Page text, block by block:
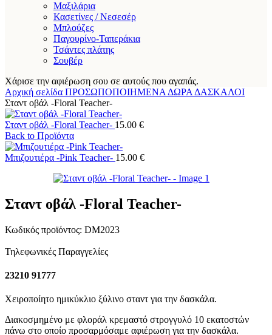
Μαξιλάρια
Κασετίνες / Νεσεσέρ
Μπλούζες
Παγουρίνο-Ταπεράκια
Τσάντες πλάτης
Σουβέρ
Χάρισε την αφιέρωση σου σε αυτούς που αγαπάς.
Αρχική σελίδα ΠΡΟΣΩΠΟΠΟΙΗΜΕΝΑ ΔΩΡΑ ΔΑΣΚΑΛΟΙ
Σταντ οβάλ -Floral Teacher-
Σταντ οβάλ -Floral Teacher- 15.00 €
Back to Προϊόντα
Μπιζουτιέρα -Pink Teacher- 15.00 €
Σταντ οβάλ -Floral Teacher-
Κωδικός προϊόντος: DM2023
Τηλεφωνικές Παραγγελίες
23210 91777
Χειροποίητο ημικύκλιο ξύλινο σταντ για την δασκάλα.
Διακοσμημένο με φλοράλ κρεμαστό στρογγυλό 10 εκατοστών
πάνω στο οποίο προσαρμόσαμε αφιέρωση για την δασκάλα.